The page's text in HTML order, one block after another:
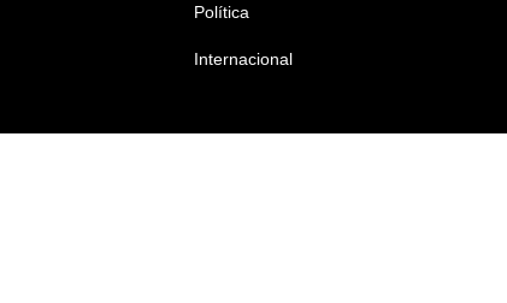
Política
Internacional